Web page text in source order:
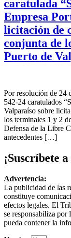
caratulada
Empresa
licitación de
conjunta de
Puerto de
Por resolución de 24
542-24 caratulados
Valparaíso sobre
los terminales 1 y 2
Defensa de la Libre
antecedentes […]
¡Suscríbete
Advertencia:
La publicidad de las
constituye
efectos legales. El
se responsabiliza por
pueda contener la